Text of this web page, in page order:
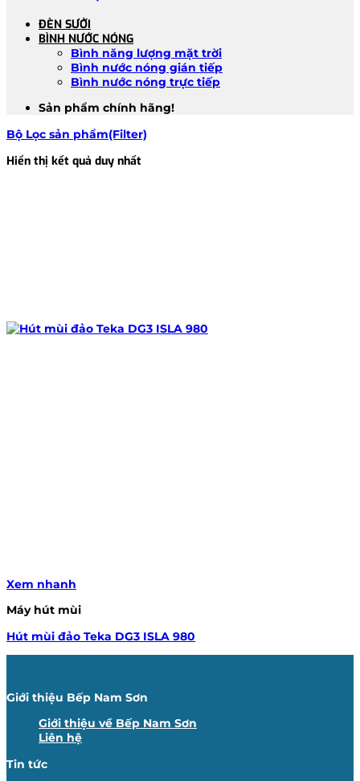
ĐÈN SƯỞI
BÌNH NƯỚC NÓNG
Bình năng lượng mặt trời
Bình nước nóng gián tiếp
Bình nước nóng trực tiếp
Sản phẩm chính hãng!
Bộ Lọc sản phẩm(Filter)
Hiển thị kết quả duy nhất
Xem nhanh
Máy hút mùi
Hút mùi đảo Teka DG3 ISLA 980
Giới thiệu Bếp Nam Sơn
Giới thiệu về Bếp Nam Sơn
Liên hệ
Tin tức